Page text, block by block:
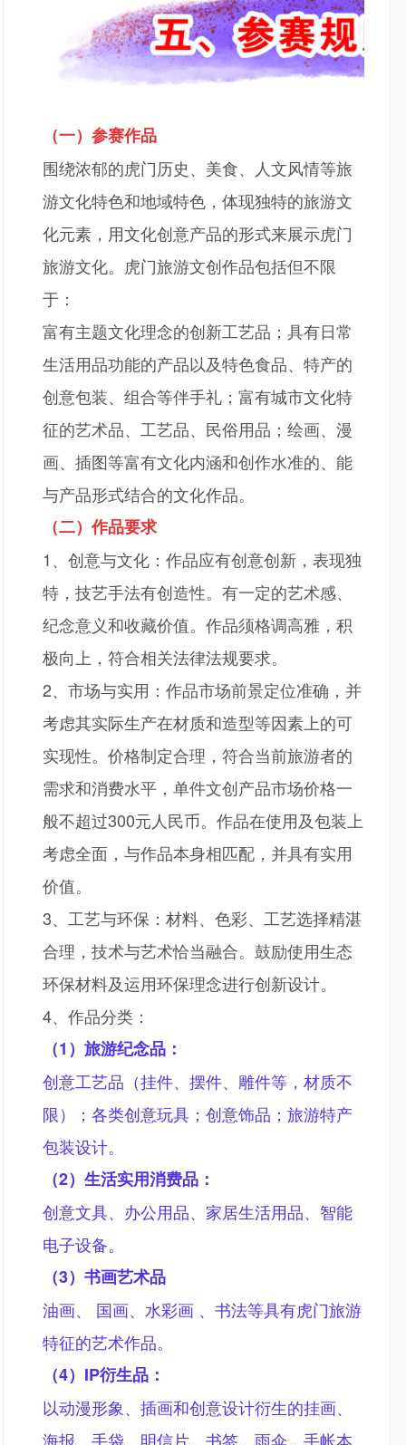
（一）参赛作品
围绕浓郁的虎门历史、美食、人文风情等旅
游文化特色和地域特色，体现独特的旅游文
化元素，用文化创意产品的形式来展示虎门
旅游文化。虎门旅游文创作品包括但不限
于：
富有主题文化理念的创新工艺品；具有日常
生活用品功能的产品以及特色食品、特产的
创意包装、组合等伴手礼；富有城市文化特
征的艺术品、工艺品、民俗用品；绘画、漫
画、插图等富有文化内涵和创作水准的、能
与产品形式结合的文化作品。
（二）作品要求
1、创意与文化：作品应有创意创新，表现独
特，技艺手法有创造性。有一定的艺术感、
纪念意义和收藏价值。作品须格调高雅，积
极向上，符合相关法律法规要求。
2、市场与实用：作品市场前景定位准确，并
考虑其实际生产在材质和造型等因素上的可
实现性。价格制定合理，符合当前旅游者的
需求和消费水平，单件文创产品市场价格一
般不超过300元人民币。作品在使用及包装上
考虑全面，与作品本身相匹配，并具有实用
价值。
3、工艺与环保：材料、色彩、工艺选择精湛
合理，技术与艺术恰当融合。鼓励使用生态
环保材料及运用环保理念进行创新设计。
4、作品分类：
（1）旅游纪念品：
创意工艺品（挂件、摆件、雕件等，材质不
限）；各类创意玩具；创意饰品；旅游特产
包装设计。
（2）生活实用消费品：
创意文具、办公用品、家居生活用品、智能
电子设备。
（3）书画艺术品
油画、
国画、水彩画 、书法等具有虎门旅游
特征的艺术作品。
（4）IP衍生品：
以动漫形象、插画和创意设计衍生的挂画、
海报、手袋、明信片、书签、雨伞、手帐本